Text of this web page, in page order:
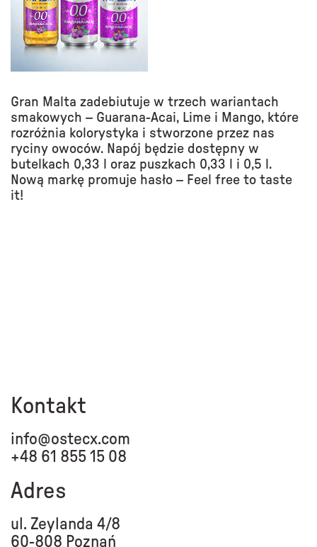
Gran Malta zadebiutuje w trzech wariantach
smakowych – Guarana-Acai, Lime i Mango, które
rozróżnia kolorystyka i stworzone przez nas
ryciny owoców. Napój będzie dostępny w
butelkach 0,33 l oraz puszkach 0,33 l i 0,5 l.
Nową markę promuje hasło – Feel free to taste
it!
Kontakt
info@ostecx.com
+48 61 855 15 08
Adres
ul. Zeylanda 4/8
60-808 Poznań